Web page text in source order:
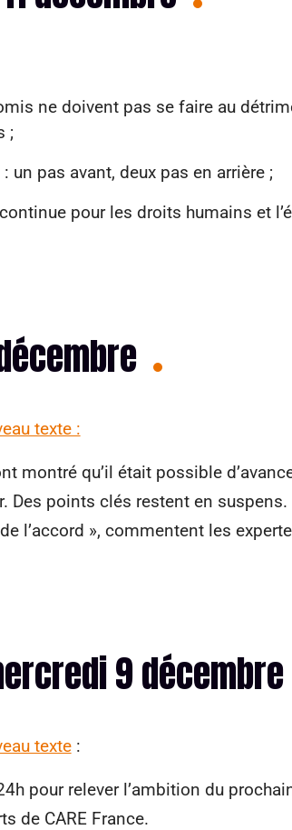
ne doivent pas se faire au
;
un pas avant, deux pas en arrière ;
pour les droits humains et
texte :
montré qu’il était possible
Des points clés restent en
l’accord », commentent les
9 décembre
texte:
pour relever l’ambition du
de CARE France.